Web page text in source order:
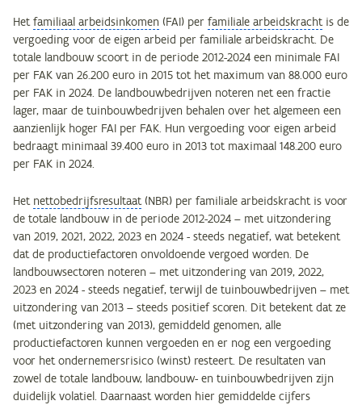
Hetfamiliaal arbeidsinkomen (FAI) per familiale arbeidskrachtis de
vergoeding voor de eigen arbeid per familiale arbeidskracht. De
totale landbouw scoort in de periode 2012-2024 een minimale FAI
per FAK van 26.200 euro in 2015 tot het maximum van 88.000 euro
per FAK in 2024. De landbouwbedrijven noteren net een fractie
lager, maar de tuinbouwbedrijven behalen over het algemeen een
aanzienlijk hoger FAI per FAK. Hun vergoeding voor eigen arbeid
bedraagt minimaal 39.400 euro in 2013 tot maximaal 148.200 euro
per FAK in 2024.
Het nettobedrijfsresultaat(NBR) per familiale arbeidskracht is voor
de totale landbouw in de periode 2012-2024 – met uitzondering
van 2019, 2021, 2022, 2023 en 2024 - steeds negatief, wat betekent
dat de productiefactoren onvoldoende vergoed worden. De
landbouwsectoren noteren – met uitzondering van 2019, 2022,
2023 en 2024 - steeds negatief, terwijl de tuinbouwbedrijven – met
uitzondering van 2013 – steeds positief scoren. Dit betekent dat ze
(met uitzondering van 2013), gemiddeld genomen, alle
productiefactoren kunnen vergoeden en er nog een vergoeding
voor het ondernemersrisico (winst) resteert. De resultaten van
zowel de totale landbouw, landbouw- en tuinbouwbedrijven zijn
duidelijk volatiel. Daarnaast worden hier gemiddelde cijfers